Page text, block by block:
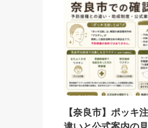
【奈良市】ポッキ